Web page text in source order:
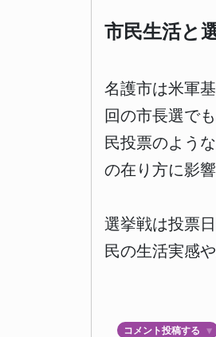
市民生活と
名護市は米軍
回の市長選で
民投票のよう
の在り方に影
選挙戦は投票
民の生活実感
コメント投稿する ▼